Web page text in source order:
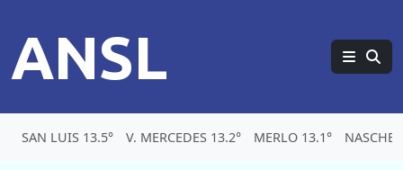
ANSL
SAN LUIS 13.5° V. MERCEDES 13.2° MERLO 13.1°